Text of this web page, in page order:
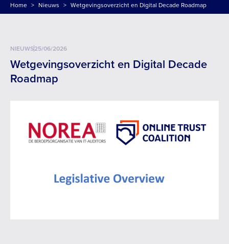
Home > Nieuws > Wetgevingsoverzicht en Digital Decade Roadmap
NIEUWS25/06/2026
Wetgevingsoverzicht en Digital Decade
Roadmap